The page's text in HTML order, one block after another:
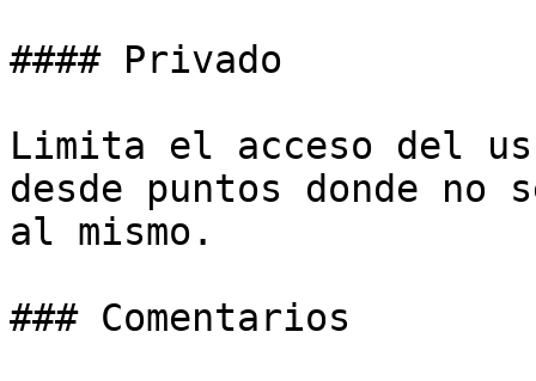
#### Privado
Limita el acceso del
desde puntos donde no
al mismo.
### Comentarios